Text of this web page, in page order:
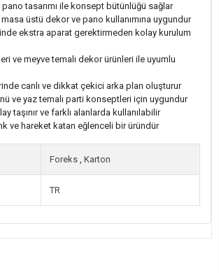
pano tasarımı ile konsept bütünlüğü sağlar
üstü dekor ve pano kullanımına uygundur
ekstra aparat gerektirmeden kolay kurulum
ve meyve temalı dekor ürünleri ile uyumlu
canlı ve dikkat çekici arka plan oluşturur
ve yaz temalı parti konseptleri için uygundur
taşınır ve farklı alanlarda kullanılabilir
ve hareket katan eğlenceli bir üründür
Foreks , Karton
TR